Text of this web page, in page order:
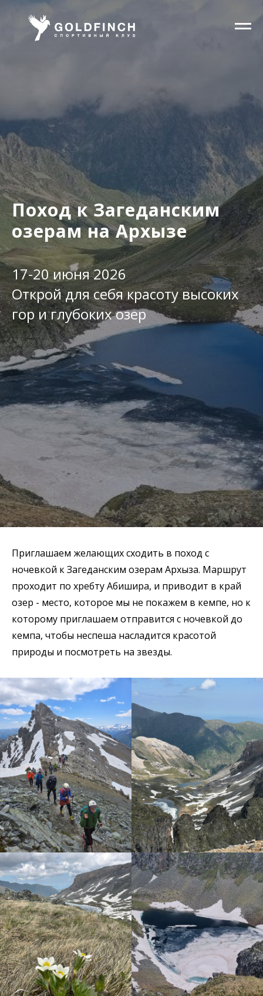
Поход к Загеданским
озерам на Архызе
17-20 июня 2026
Открой для себя красоту высоких
гор и глубоких озер
Приглашаем желающих cходить в поход с
ночевкой к Загеданским озерам Архыза. Маршрут
проходит по хребту Абишира, и приводит в край
озер - место, которое мы не покажем в кемпе, но к
которому приглашаем отправится с ночевкой до
кемпа, чтобы неспеша насладится красотой
природы и посмотреть на звезды.